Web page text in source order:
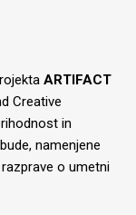
ARTIFACT
Creative
in
namenjene
o umetni